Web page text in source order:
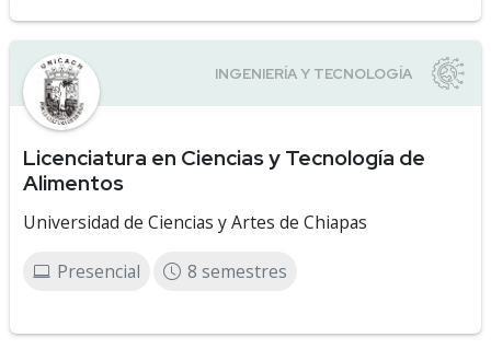
Licenciatura en Ciencias y Tecnología de
Alimentos
Universidad de Ciencias y Artes de Chiapas
Presencial 8 semestres